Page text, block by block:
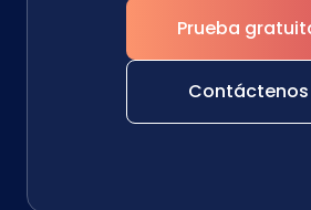
Prueba
Contáctenos